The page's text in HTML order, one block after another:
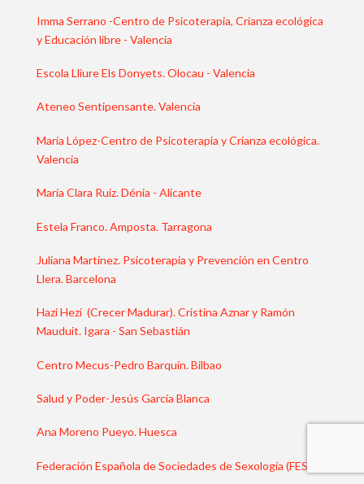
Imma Serrano -Centro de Psicoterapia, Crianza ecológica
y Educación libre - Valencia
Escola Lliure Els Donyets. Olocau - Valencia
Ateneo Sentipensante. Valencia
María López-Centro de Psicoterapia y Crianza ecológica.
Valencia
María Clara Ruiz. Dénia - Alicante
Estela Franco. Amposta. Tarragona
Juliana Martínez. Psicoterapia y Prevención en Centro
Llera. Barcelona
Hazi Hezi (Crecer Madurar). Cristina Aznar y Ramón
Mauduit. Igara - San Sebastián
Centro Mecus-Pedro Barquín. Bilbao
Salud y Poder-Jesús García Blanca
Ana Moreno Pueyo. Huesca
Federación Española de Sociedades de Sexología (FESS)